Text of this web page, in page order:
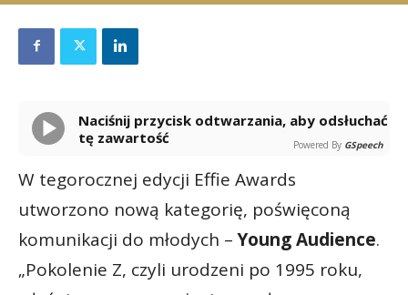
Naciśnij przycisk odtwarzania, aby odsłuchać
tę zawartość
Powered By GSpeech
W tegorocznej edycji Effie Awards
utworzono nową kategorię, poświęconą
komunikacji do młodych –Young Audience.
„Pokolenie Z, czyli urodzeni po 1995 roku,